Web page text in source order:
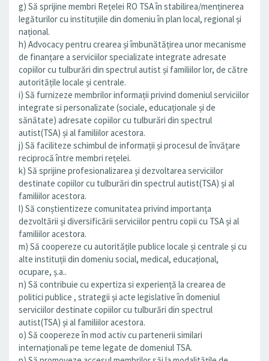
g) Să sprijine membri Rețelei RO TSA în stabilirea/menținerea
legăturilor cu instituțiile din domeniu în plan local, regional și
național.
h) Advocacy pentru crearea și îmbunătățirea unor mecanisme
de finanțare a serviciilor specializate integrate adresate
copiilor cu tulburări din spectrul autist și familiilor lor, de către
autoritățile locale și centrale.
i) Să furnizeze membrilor informații privind domeniul serviciilor
integrate si personalizate (sociale, educaționale și de
sănătate) adresate copiilor cu tulburări din spectrul
autist(TSA) și al familiilor acestora.
j) Să faciliteze schimbul de informații și procesul de învățare
reciprocă între membri rețelei.
k) Să sprijine profesionalizarea și dezvoltarea serviciilor
destinate copiilor cu tulburări din spectrul autist(TSA) și al
familiilor acestora.
l) Să conștientizeze comunitatea privind importanța
dezvoltării și diversificării serviciilor pentru copii cu TSA și al
familiilor acestora.
m) Să coopereze cu autoritățile publice locale și centrale și cu
alte instituții din domeniu social, medical, educațional,
ocupare, ș.a..
n) Să contribuie cu expertiza si experiență la crearea de
politici publice , strategii și acte legislative în domeniul
serviciilor destinate copiilor cu tulburări din spectrul
autist(TSA) și al familiilor acestora.
o) Să coopereze în mod activ cu partenerii similari
internaționali pe teme legate de domeniul TSA.